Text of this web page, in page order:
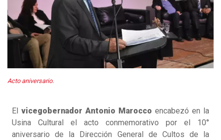
Acto aniversario.
El vicegobernador Antonio Marocco encabezó en la
Usina Cultural el acto conmemorativo por el 10°
aniversario de la Dirección General de Cultos de la